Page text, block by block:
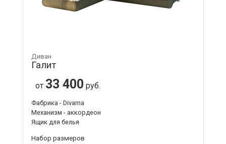
Диван
Галит
от 33 400 руб.
Фабрика - Divama
Механизм - аккордеон
Ящик для белья
Набор размеров